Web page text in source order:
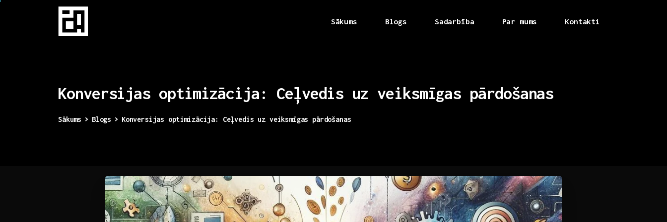
Sākums Blogs Sadarbība Par mums Kontakti
Konversijas optimizācija: Ceļvedis uz veiksmīgas pārdošanas
Sākums Blogs Konversijas optimizācija: Ceļvedis uz veiksmīgas pārdošanas